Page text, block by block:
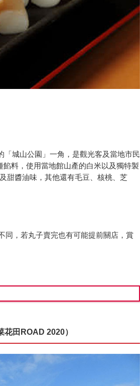
「城山公園」一角，是觀光客及當地市民
料，使用當地館山產的白米以及獨特製
甜醬油味，其他還有毛豆、核桃、芝
同，若丸子賣完也有可能提前關店，賞
田ROAD 2020）